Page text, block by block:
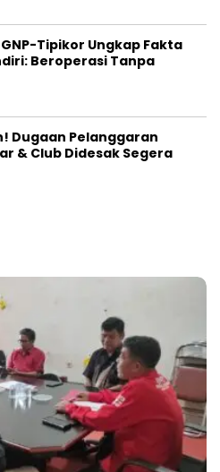
Tipikor Ungkap Fakta
Beroperasi Tanpa
Dugaan Pelanggaran
& Club Didesak Segera